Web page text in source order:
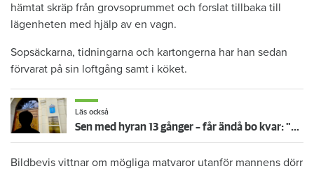
hämtat skräp från grovsoprummet och forslat tillbaka till
lägenheten med hjälp av en vagn.
Sopsäckarna, tidningarna och kartongerna har han sedan
förvarat på sin loftgång samt i köket.
Läs också
Sen med hyran 13 gånger – får ändå bo kvar: "Glömde att betala"
Bildbevis vittnar om mögliga matvaror utanför mannens dörr